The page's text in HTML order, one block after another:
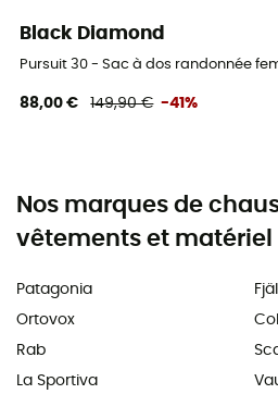
Black Diamond
Pursuit 30 - Sac à dos randonnée
88,00 € 149,90 € -41%
Nos marques de
vêtements et matériel
Patagonia
Ortovox
Rab
La Sportiva